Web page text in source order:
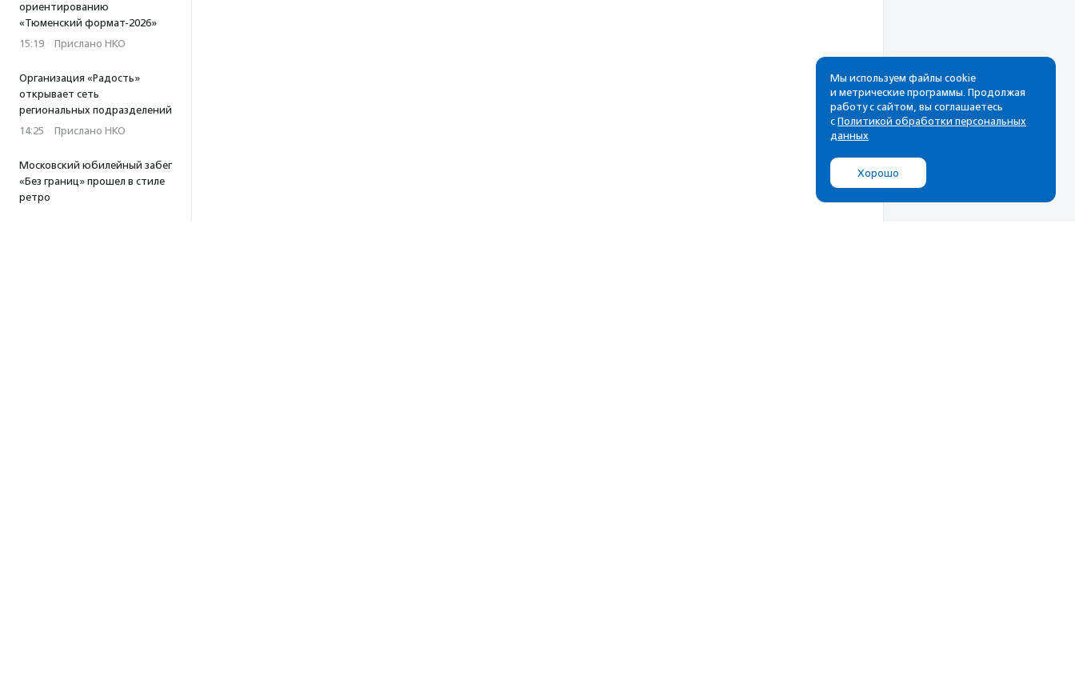
ориентированию
«Тюменский формат-2026»
15:19 · Прислано НКО
Организация «Радость»
открывает сеть
региональных подразделений
14:25 · Прислано НКО
Московский юбилейный забег
«Без границ» прошел в стиле
ретро
Рассылка
Cамые свежие новости,
почтовом ящике
Мы используем файлы cookie
и метрические программы. Продолжая
работу с сайтом, вы соглашаетесь
с Политикой обработки персональных
данных
Хорошо